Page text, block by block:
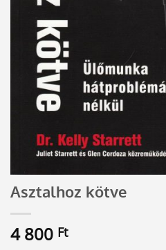
Asztalhoz kötve
4 800 Ft